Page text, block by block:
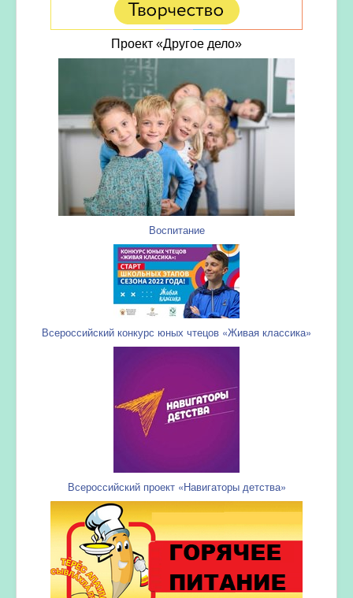
Проект «Другое дело»
Воспитание
Всероссийский конкурс юных чтецов «Живая классика»
Всероссийский проект «Навигаторы детства»